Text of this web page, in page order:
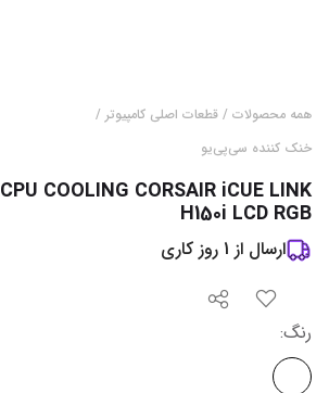
همه محصولات / قطعات اصلی کامپیوتر /
خنک کننده سی‌پی‌یو
CPU COOLING CORSAIR iCUE LINK
H150i LCD RGB
ارسال از 1 روز کاری
رنگ: